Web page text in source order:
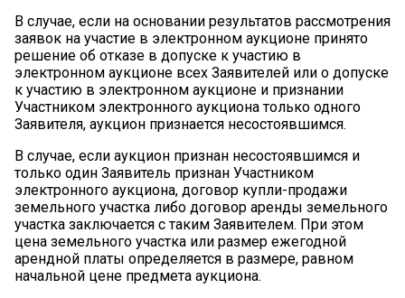
В случае, если на основании результатов рассмотрения
заявок на участие в электронном аукционе принято
решение об отказе в допуске к участию в
электронном аукционе всех Заявителей или о допуске
к участию в электронном аукционе и признании
Участником электронного аукциона только одного
Заявителя, аукцион признается несостоявшимся.
В случае, если аукцион признан несостоявшимся и
только один Заявитель признан Участником
электронного аукциона, договор купли-продажи
земельного участка либо договор аренды земельного
участка заключается с таким Заявителем. При этом
цена земельного участка или размер ежегодной
арендной платы определяется в размере, равном
начальной цене предмета аукциона.